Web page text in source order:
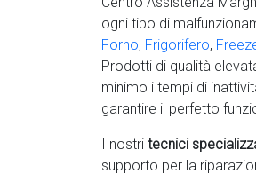
ogni tipo di
Forno, Frigorifero,
Prodotti di qualità
minimo i tempi di
garantire il perfetto
I nostri tecnici
supporto per la